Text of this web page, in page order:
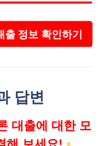
정보 확인하기
답변
대출에 대한 모